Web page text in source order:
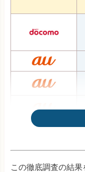
この徹底調査の結